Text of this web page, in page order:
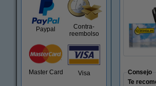
Paypal
Contra-
reembolso
Master Card Visa
Consejo
Te